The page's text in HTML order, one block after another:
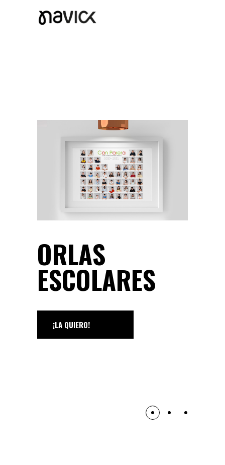
ORLAS
ESCOLARES
¡LA QUIERO!